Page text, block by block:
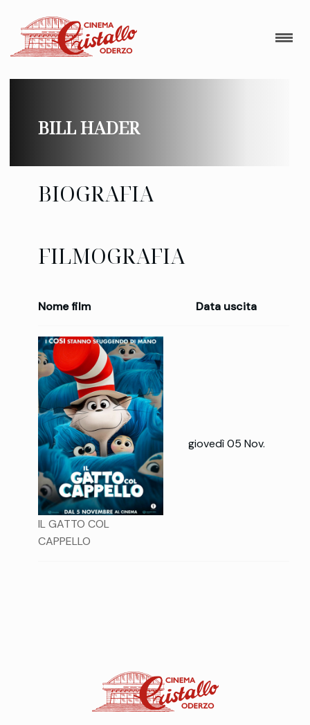
BILL HADER
BIOGRAFIA
FILMOGRAFIA
Nome film Data uscita
IL GATTO COL
CAPPELLO
giovedì 05 Nov.